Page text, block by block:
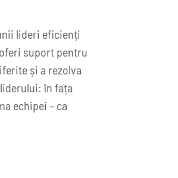
lideri eficienți
suport pentru
și a rezolva
în fața
echipei – ca